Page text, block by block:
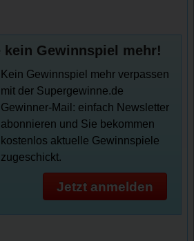
kein Gewinnspiel mehr!
Kein Gewinnspiel mehr verpassen
mit der Supergewinne.de
Gewinner-Mail: einfach Newsletter
abonnieren und Sie bekommen
kostenlos aktuelle Gewinnspiele
zugeschickt.
Jetzt anmelden